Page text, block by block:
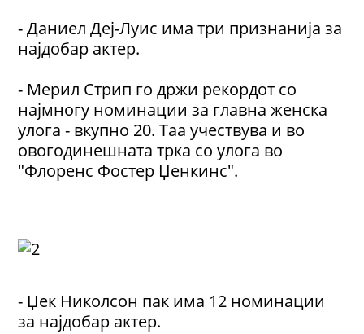
- Даниел Деј-Луис има три признанија за
најдобар актер.
- Мерил Стрип го држи рекордот со
најмногу номинации за главна женска
улога - вкупно 20. Таа учествува и во
овогодинешната трка со улога во
"Флоренс Фостер Џенкинс".
- Џек Николсон пак има 12 номинации
за најдобар актер.